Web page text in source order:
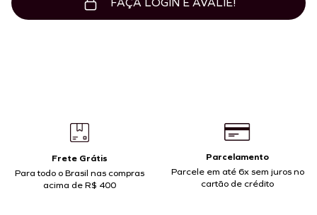
Frete Grátis
Para todo o Brasil nas compras
acima de R$ 400
Parcelamento
Parcele em até 6x sem juros no
cartão de crédito